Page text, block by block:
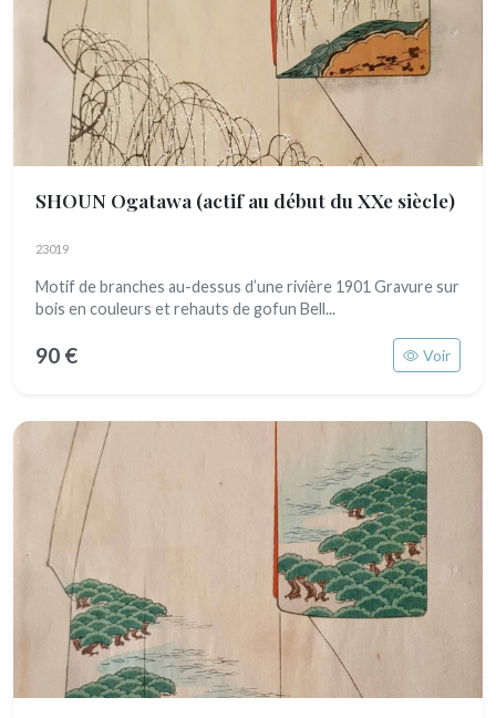
SHOUN Ogatawa (actif au début du XXe siècle)
23019
Motif de branches au-dessus d’une rivière 1901 Gravure sur
bois en couleurs et rehauts de gofun Bell...
90 € Voir